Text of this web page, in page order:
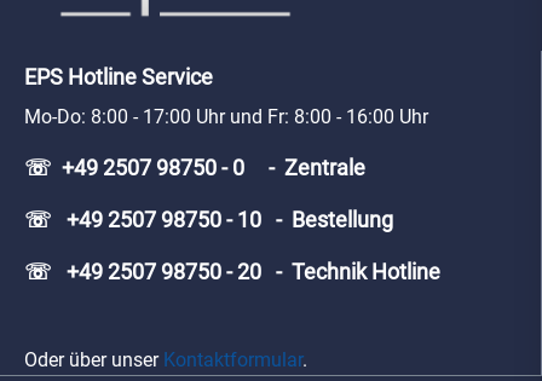
EPS Hotline Service
Mo-Do: 8:00 - 17:00 Uhr und Fr: 8:00 - 16:00 Uhr
☏ +49 2507 98750 - 0 - Zentrale
☏ +49 2507 98750 - 10 - Bestellung
☏ +49 2507 98750 - 20 - Technik Hotline
Oder über unser Kontaktformular.